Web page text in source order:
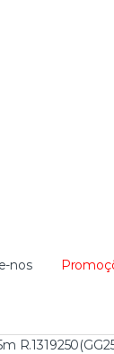
nos